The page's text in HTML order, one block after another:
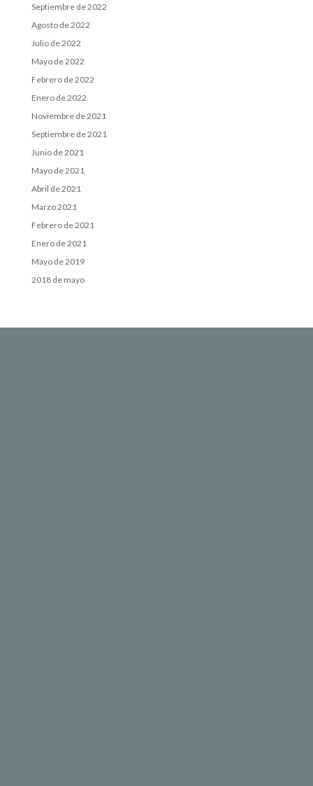
Septiembre de 2022
Agosto de 2022
Julio de 2022
Mayo de 2022
Febrero de 2022
Enero de 2022
Noviembre de 2021
Septiembre de 2021
Junio de 2021
Mayo de 2021
Abril de 2021
Marzo 2021
Febrero de 2021
Enero de 2021
Mayo de 2019
2018 de mayo